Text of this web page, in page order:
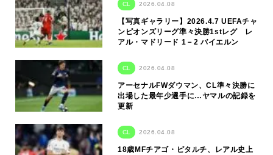
CL 2026.04.08
【写真ギャラリー】2026.4.7 UEFAチャ
ンピオンズリーグ準々決勝1stレグ レ
アル・マドリード 1－2 バイエルン
CL 2026.04.08
アーセナルFWダウマン、CL準々決勝に
出場した最年少選手に…ヤマルの記録を
更新
CL 2026.04.08
18歳MFチアゴ・ピタルチ、レアル史上